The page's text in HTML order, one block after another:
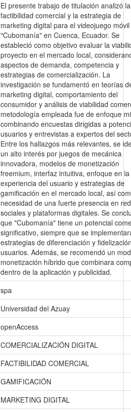
El presente trabajo de titulación analizó la
factibilidad comercial y la estrategia de
marketing digital para el videojuego móvil
"Cubomanía" en Cuenca, Ecuador. Se
estableció como objetivo evaluar la
proyecto en el mercado local,
aspectos de demanda, competencia y
estrategias de comercialización. La
investigación se fundamentó en teorías
marketing digital, comportamiento del
consumidor y análisis de viabilidad
metodología empleada fue de enfoque
combinando encuestas dirigidas a
usuarios y entrevistas a expertos del
Entre los hallazgos más relevantes, se
un alto interés por juegos de mecánica
innovadora, modelos de monetización
freemium, interfaz intuitiva, enfoque en la
experiencia del usuario y estrategias de
gamificación en el mercado local, así
necesidad de una fuerte presencia en
sociales y plataformas digitales. Se
que "Cubomanía" tiene un potencial
significativo, siempre que se
estrategias de diferenciación y
usuarios. Además, se recomendó un
monetización híbrido que combinara
dentro de la aplicación y publicidad.
spa
Universidad del Azuay
openAccess
COMERCIALIZACIÓN DIGITAL
FACTIBILIDAD COMERCIAL
GAMIFICACIÓN
MARKETING DIGITAL